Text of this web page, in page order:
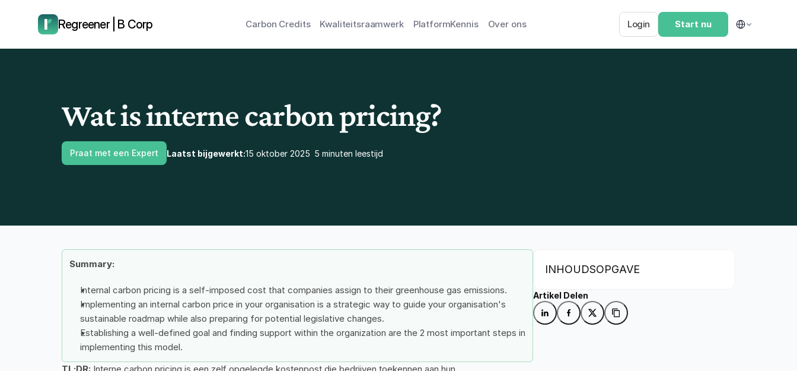
Regreener | B Corp Carbon Credits Kwaliteitsraamwerk PlatformKennis Over ons Login Start nu
Select Language
Wat is interne carbon pricing?
Praat met een Expert Laatst bijgewerkt:15 oktober 2025 5 minuten leestijd
Summary:
Internal carbon pricing is a self-imposed cost that companies assign to their greenhouse gas emissions.
Implementing an internal carbon price in your organisation is a strategic way to guide your organisation's
sustainable roadmap while also preparing for potential legislative changes.
Establishing a well-defined goal and finding support within the organization are the 2 most important steps in
implementing this model.
INHOUDSOPGAVE
Artikel Delen